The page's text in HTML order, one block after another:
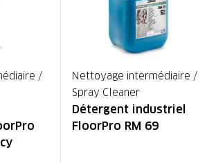
/
Nettoyage intermédiaire /
Spray Cleaner
Détergent industriel
FloorPro RM 69